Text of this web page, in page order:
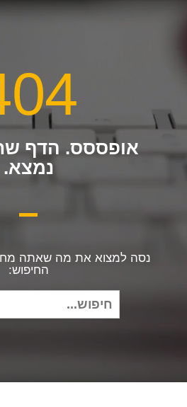
אופססס. הדף
נמצא.
נסה למצוא את מה שאתה
החיפוש:
חיפוש
עבור: